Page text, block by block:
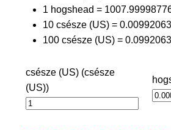
1 hogshead =
10 csésze (US) =
100 csésze (US) =
csésze (US) (csésze
(US))